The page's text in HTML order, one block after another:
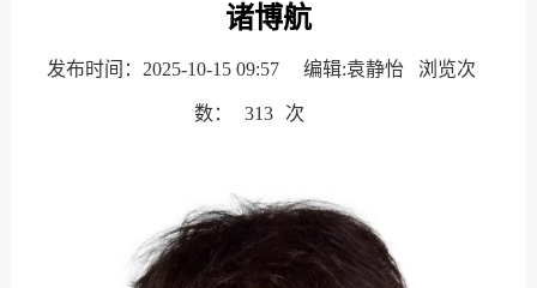
诸博航
发布时间：2025-10-15 09:57 编辑:袁静怡 浏览次
数： 313 次